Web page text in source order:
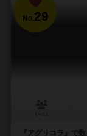
No.29
『アグリコラ』で